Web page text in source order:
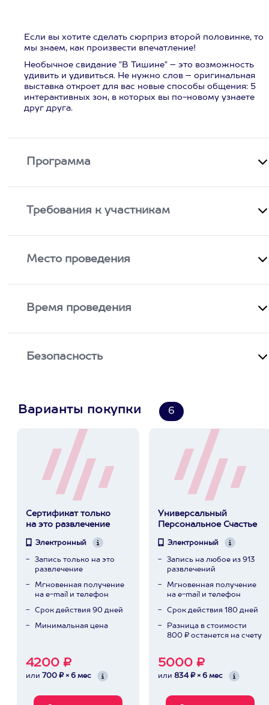
Если вы хотите сделать сюрприз второй половинке, то
мы знаем, как произвести впечатление!
Необычное свидание "В Тишине" – это возможность
удивить и удивиться. Не нужно слов – оригинальная
выставка откроет для вас новые способы общения: 5
интерактивных зон, в которых вы по-новому узнаете
друг друга.
Программа
Требования к участникам
Место проведения
Время проведения
Безопасность
Варианты покупки 6
Сертификат только
на это развлечение
Электронный
Запись только на это
развлечение
Мгновенная получение
на e-mail и телефон
Срок действия 90 дней
Минимальная цена
4200 ₽
или 700 ₽ × 6 мес
Универсальный
Персональное Счастье
Электронный
Запись на любое из 913
развлечений
Мгновенная получение
на e-mail и телефон
Срок действия 180 дней
Разница в стоимости
800 ₽ останется на счету
5000 ₽
или 834 ₽ × 6 мес